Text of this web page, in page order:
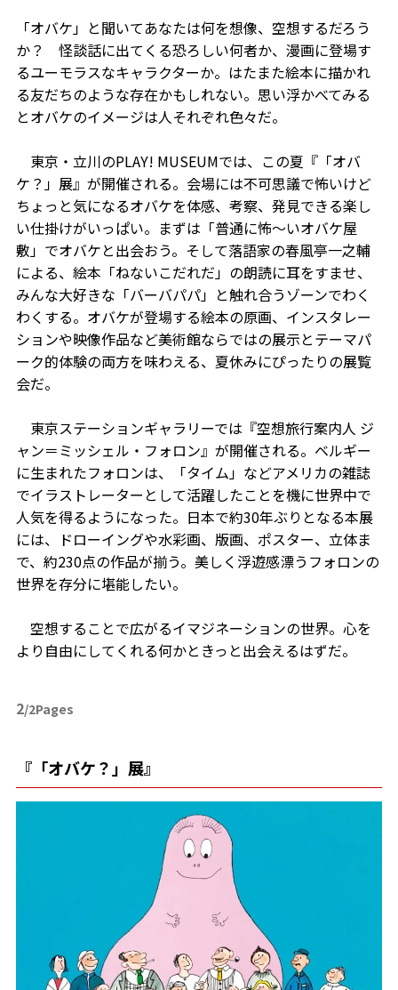
「オバケ」と聞いてあなたは何を想像、空想するだろう
か？ 怪談話に出てくる恐ろしい何者か、漫画に登場す
るユーモラスなキャラクターか。はたまた絵本に描かれ
る友だちのような存在かもしれない。思い浮かべてみる
とオバケのイメージは人それぞれ色々だ。
東京・立川のPLAY! MUSEUMでは、この夏『「オバ
ケ？」展』が開催される。会場には不可思議で怖いけど
ちょっと気になるオバケを体感、考察、発見できる楽し
い仕掛けがいっぱい。まずは「普通に怖～いオバケ屋
敷」でオバケと出会おう。そして落語家の春風亭一之輔
による、絵本「ねないこだれだ」の朗読に耳をすませ、
みんな大好きな「バーバパパ」と触れ合うゾーンでわく
わくする。オバケが登場する絵本の原画、インスタレー
ションや映像作品など美術館ならではの展示とテーマパ
ーク的体験の両方を味わえる、夏休みにぴったりの展覧
会だ。
東京ステーションギャラリーでは『空想旅行案内人 ジ
ャン＝ミッシェル・フォロン』が開催される。ベルギー
に生まれたフォロンは、「タイム」などアメリカの雑誌
でイラストレーターとして活躍したことを機に世界中で
人気を得るようになった。日本で約30年ぶりとなる本展
には、ドローイングや水彩画、版画、ポスター、立体ま
で、約230点の作品が揃う。美しく浮遊感漂うフォロンの
世界を存分に堪能したい。
空想することで広がるイマジネーションの世界。心を
より自由にしてくれる何かときっと出会えるはずだ。
2/2Pages
『「オバケ？」展』